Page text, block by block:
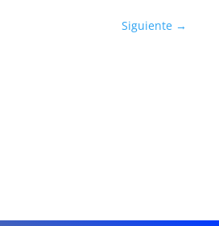
Siguiente→